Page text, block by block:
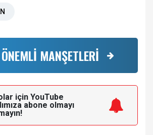
MANŞETLERİ
için YouTube
abone olmayı